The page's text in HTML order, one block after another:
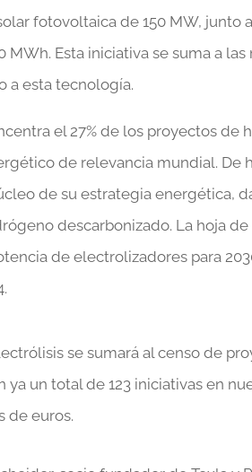
fotovoltaica de 150 MW,
MWh. Esta iniciativa se suma a
a esta tecnología.
el 27% de los proyectos de
de relevancia mundial. De
de su estrategia energética,
descarbonizado. La hoja
de electrolizadores para
se sumará al censo de
ya un total de 123 iniciativas en
de euros.